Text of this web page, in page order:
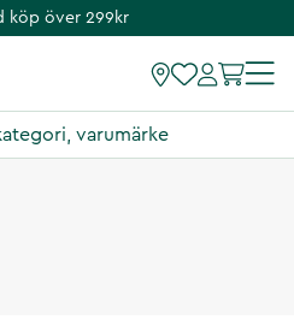
köp över 299kr